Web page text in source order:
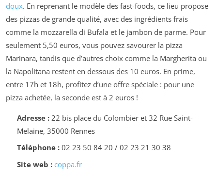
doux. En reprenant le modèle des fast-foods, ce lieu propose
des pizzas de grande qualité, avec des ingrédients frais
comme la mozzarella di Bufala et le jambon de parme. Pour
seulement 5,50 euros, vous pouvez savourer la pizza
Marinara, tandis que d’autres choix comme la Margherita ou
la Napolitana restent en dessous des 10 euros. En prime,
entre 17h et 18h, profitez d’une offre spéciale : pour une
pizza achetée, la seconde est à 2 euros !
Adresse :22 bis place du Colombier et 32 Rue Saint-
Melaine, 35000 Rennes
Téléphone :02 23 50 84 20 / 02 23 21 30 38
Site web : coppa.fr